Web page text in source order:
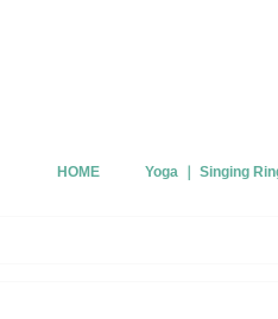
HOME Yoga ｜ Singing